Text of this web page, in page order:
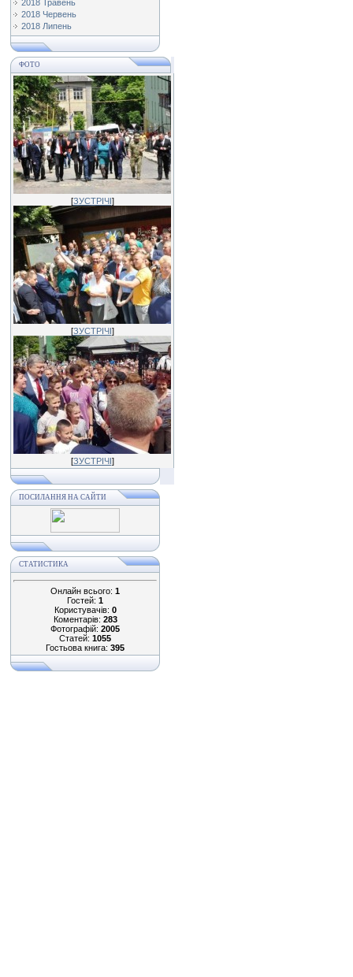
2018 Травень
2018 Червень
2018 Липень
ФОТО
[ЗУСТРІЧІ]
[ЗУСТРІЧІ]
[ЗУСТРІЧІ]
ПОСИЛАННЯ НА САЙТИ
СТАТИСТИКА
Онлайн всього: 1
Гостей: 1
Користувачів: 0
Коментарів: 283
Фотографій: 2005
Статей: 1055
Гостьова книга: 395